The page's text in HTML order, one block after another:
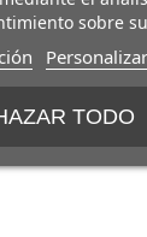
sobre
TODO